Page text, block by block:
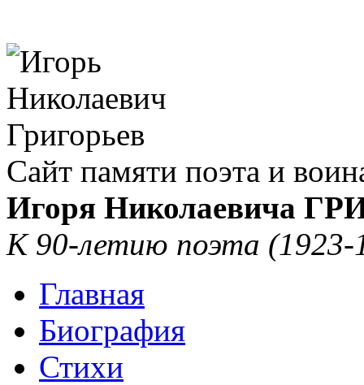
Сайт памяти поэта и
Игоря Николаевича
К 90-летию поэта (1923-
Главная
Биография
Стихи